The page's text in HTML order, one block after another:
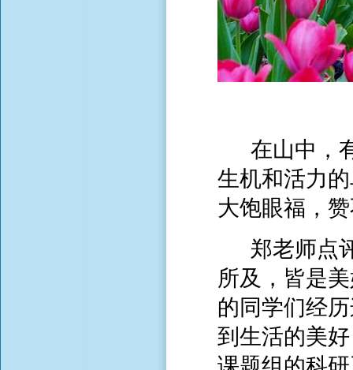
在山中，有
生机和活力
大饱眼福，
郑老师点评
所及，皆是
的同学们经
到生活的美